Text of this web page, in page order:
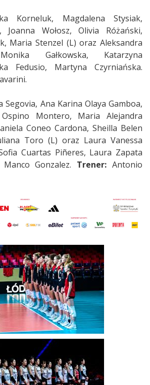
Korneluk, Magdalena Stysiak,
Joanna Wołosz, Olivia Różański,
Maria Stenzel (L) oraz Aleksandra
Gałkowska, Katarzyna
Fedusio, Martyna Czyrniańska.
Segovia, Ana Karina Olaya Gamboa,
Montero, Maria Alejandra
Coneo Cardona, Sheilla Belen
Toro (L) oraz Laura Vanessa
Cuartas Piñeres, Laura Zapata
Gonzalez. Trener: Antonio